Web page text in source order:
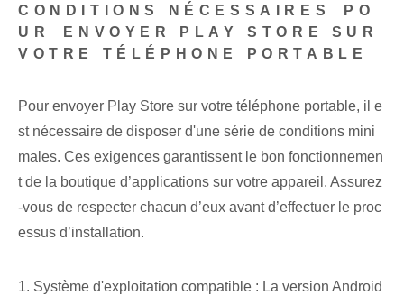
CONDITIONS NÉCESSAIRES⁢ PO
UR ⁤ENVOYER PLAY STORE SUR
VOTRE TÉLÉPHONE PORTABLE
Pour envoyer Play Store sur votre téléphone portable, il e
st nécessaire de disposer d'une série de conditions mini
males. Ces exigences garantissent le bon fonctionnemen
t de la boutique d’applications sur votre appareil. Assurez
-vous de respecter chacun d’eux avant d’effectuer le proc
essus d’installation.
1. Système d'exploitation compatible : La version Android